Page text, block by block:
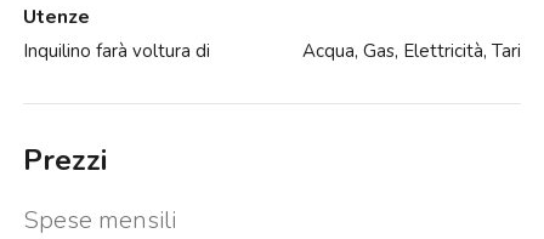
Utenze
Inquilino farà voltura di Acqua, Gas, Elettricità, Tari
Prezzi
Spese mensili